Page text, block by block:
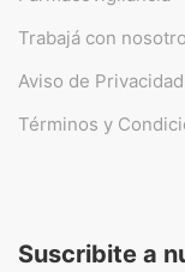
Trabajá con
Aviso de Privacidad
Términos y
Suscribite a